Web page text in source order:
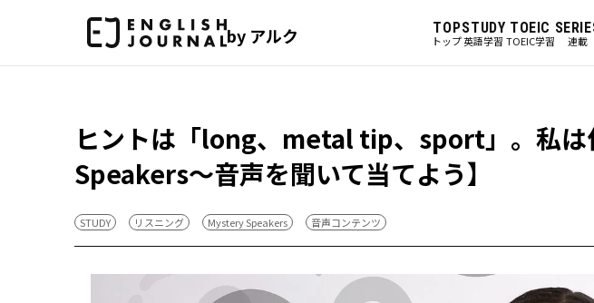
by アルク TOP
トップ
STUDY
英語学習
TOEIC
TOEIC学習 連載
ヒントは「long、metal tip、sport」。私
Speakers～音声を聞いて当てよう】
STUDY リスニング Mystery Speakers 音声コンテンツ